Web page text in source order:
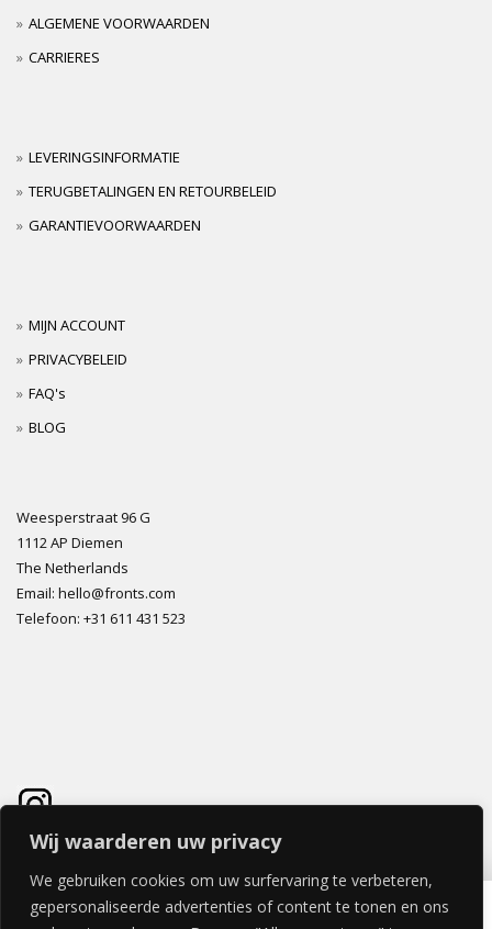
Wij waarderen uw privacy
We gebruiken cookies om uw surfervaring te verbeteren,
gepersonaliseerde advertenties of content te tonen en ons
ALGEMENE VOORWAARDEN
CARRIERES
LEVERINGSINFORMATIE
TERUGBETALINGEN EN RETOURBELEID
GARANTIEVOORWAARDEN
MIJN ACCOUNT
PRIVACYBELEID
FAQ's
BLOG
Weesperstraat 96 G
1112 AP Diemen
The Netherlands
Email: hello@fronts.com
Telefoon: +31 611 431 523
TRAPEZIO DEUR 40x200cm – RECHTS HANGEND (greep aan de zijkant)
338,80